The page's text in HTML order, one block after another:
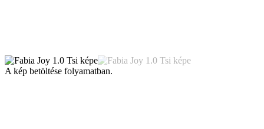
A kép betöltése folyamatban.